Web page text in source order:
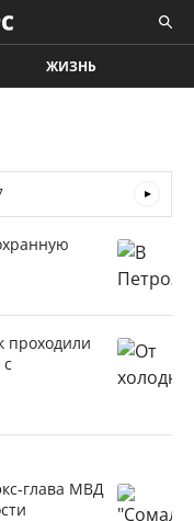
ЖИЗНЬ
проходили
глава МВД